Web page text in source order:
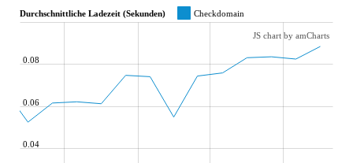
Durchschnittliche Ladezeit (Sekunden) Checkdomain
0.04
0.06
0.08
JS chart by amCharts